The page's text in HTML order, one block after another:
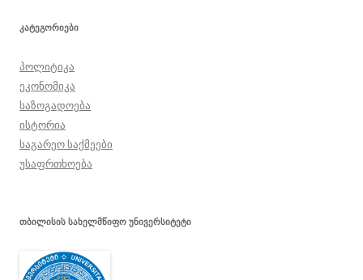
ᲙᲐᲢᲔᲒᲝᲠᲘᲔᲑᲘ
პოლიტიკა
ეკონომიკა
საზოგადოება
ისტორია
საგარეო საქმეები
უსაფრთხოება
ᲗᲑᲘᲚᲘᲡᲘᲡ ᲡᲐᲮᲔᲚᲛᲬᲘᲤᲝ ᲣᲜᲘᲕᲔᲠᲡᲘᲢᲔᲢᲘ